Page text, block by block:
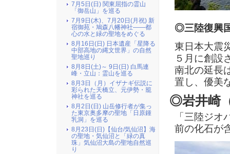
◎三陸復興
東日本大震
５月に創設
南北の延長
置し、優美
◎岩井崎
「三陸ジ
前の化石が
7月5日(日) 関東屈指の霊山
「御岳山」を巡る
7月9日(木)、7月20日(月祝) 新
宿御苑・鳩森八幡神社――都
心の水と緑の聖地をめぐる
8月16日(日) 日本遺産「星降る
中部高地の縄文世界」の自然
聖地巡り
8月8日(土)～ 9日(日) 白馬連
峰・立山：霊山を巡る
8月3日（月）イザナギ伝説に
彩られた天橋立、元伊勢・籠
神社を巡る
8月2日(日) 山岳修行者が集っ
た東京奥多摩の聖地「日原鍾
乳洞」を巡る
8月23日(日)【仙台/気仙沼】海
の聖地・気仙沼と「緑の真
珠」気仙沼大島の聖地自然巡
り